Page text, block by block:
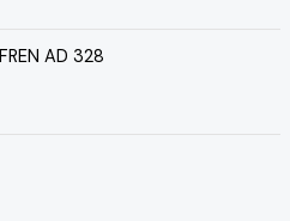
AD 328